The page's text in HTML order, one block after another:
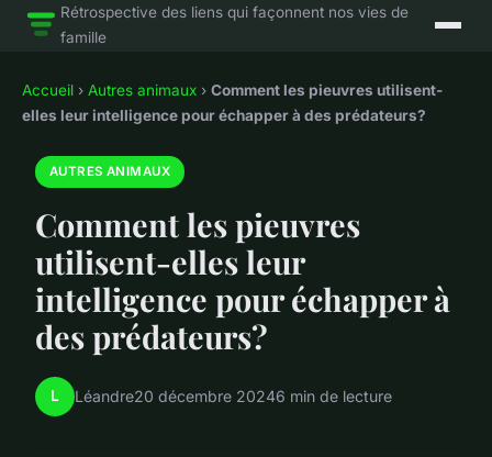
Rétrospective des liens qui façonnent nos vies de
famille
Accueil › Autres animaux › Comment les pieuvres utilisent-
elles leur intelligence pour échapper à des prédateurs?
AUTRES ANIMAUX
Comment les pieuvres
utilisent-elles leur
intelligence pour échapper à
des prédateurs?
L Léandre20 décembre 20246 min de lecture